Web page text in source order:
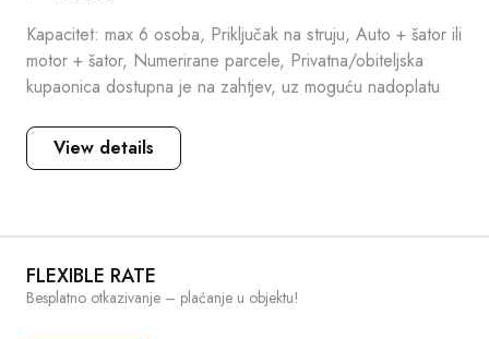
Kapacitet: max 6 osoba, Priključak na struju, Auto + šator ili
motor + šator, Numerirane parcele, Privatna/obiteljska
kupaonica dostupna je na zahtjev, uz moguću nadoplatu
View details
FLEXIBLE RATE
Besplatno otkazivanje – plaćanje u objektu!